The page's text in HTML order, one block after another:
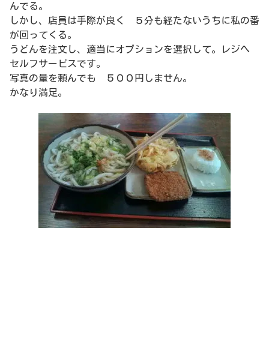
んでる。
しかし、店員は手際が良く ５分も経たないうちに私の番
が回ってくる。
うどんを注文し、適当にオプションを選択して。レジへ
セルフサービスです。
写真の量を頼んでも ５００円しません。
かなり満足。